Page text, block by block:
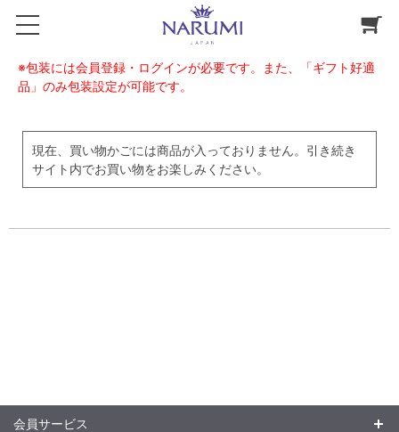
※包装には会員登録・ログインが必要です。また、「ギフト好適
品」のみ包装設定が可能です。
現在、買い物かごには商品が入っておりません。引き続き
サイト内でお買い物をお楽しみください。
会員サービス